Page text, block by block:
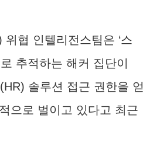
협 인텔리전스팀은 ‘스
추적하는 해커 집단이
솔루션 접근 권한을 얻
으로 벌이고 있다고 최근